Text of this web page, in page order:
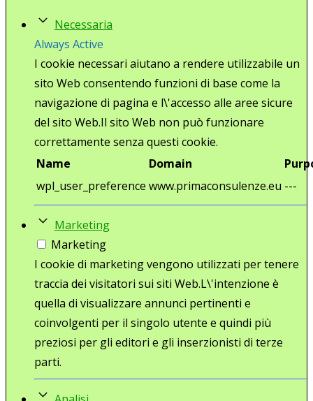
Necessaria
Always Active
I cookie necessari aiutano a rendere utilizzabile un
sito Web consentendo funzioni di base come la
navigazione di pagina e l\'accesso alle aree sicure
del sito Web.Il sito Web non può funzionare
correttamente senza questi cookie.
Name
Domain
wpl_user_preference www.primaconsulenze.eu ---
Marketing
Marketing
I cookie di marketing vengono utilizzati per tenere
traccia dei visitatori sui siti Web.L\'intenzione è
quella di visualizzare annunci pertinenti e
coinvolgenti per il singolo utente e quindi più
preziosi per gli editori e gli inserzionisti di terze
parti.